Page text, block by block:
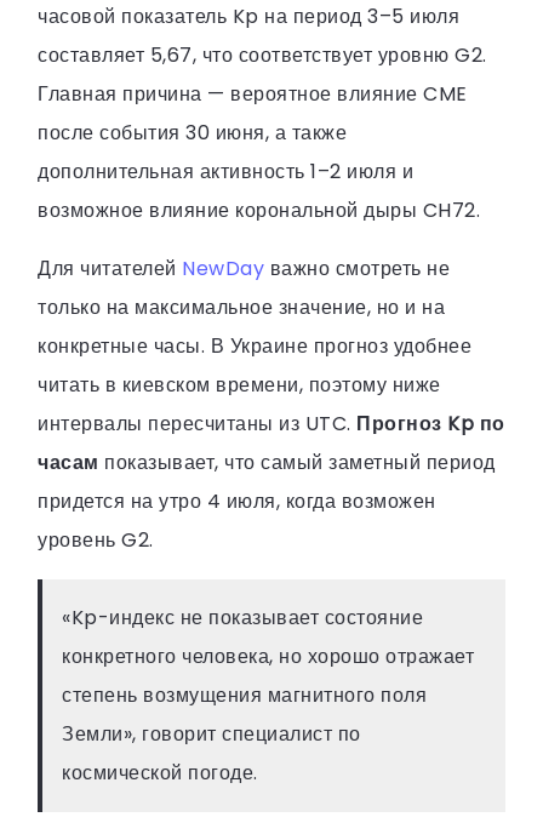
часовой показатель Kp на период 3–5 июля
составляет 5,67, что соответствует уровню G2.
Главная причина — вероятное влияние CME
после события 30 июня, а также
дополнительная активность 1–2 июля и
возможное влияние корональной дыры CH72.
Для читателей NewDay важно смотреть не
только на максимальное значение, но и на
конкретные часы. В Украине прогноз удобнее
читать в киевском времени, поэтому ниже
интервалы пересчитаны из UTC. Прогноз Kp по
часам показывает, что самый заметный период
придется на утро 4 июля, когда возможен
уровень G2.
«Kp-индекс не показывает состояние
конкретного человека, но хорошо отражает
степень возмущения магнитного поля
Земли», говорит специалист по
космической погоде.